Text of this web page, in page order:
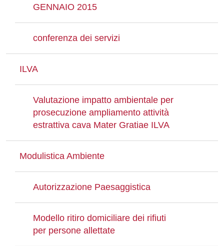
GENNAIO 2015
conferenza dei servizi
ILVA
Valutazione impatto ambientale per
prosecuzione ampliamento attività
estrattiva cava Mater Gratiae ILVA
Modulistica Ambiente
Autorizzazione Paesaggistica
Modello ritiro domiciliare dei rifiuti
per persone allettate